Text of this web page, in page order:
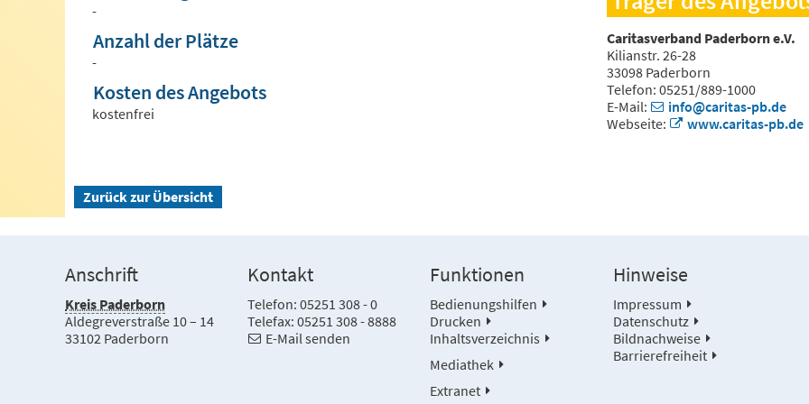
-
Anzahl der Plätze
-
Kosten des Angebots
kostenfrei
Caritasverband Paderborn e.V.
Kilianstr. 26-28
33098 Paderborn
Telefon: 05251/889-1000
E-Mail:
info@caritas-pb.de
Webseite:
www.caritas-pb.de
Zurück zur Übersicht
Anschrift
Kreis Paderborn
Aldegreverstraße 10 – 14
33102 Paderborn
Kontakt
Telefon: 05251 308 - 0
Telefax: 05251 308 - 8888
E-Mail senden
Funktionen
Bedienungshilfen
Drucken
Inhaltsverzeichnis
Mediathek
Extranet
Hinweise
Impressum
Datenschutz
Bildnachweise
Barrierefreiheit